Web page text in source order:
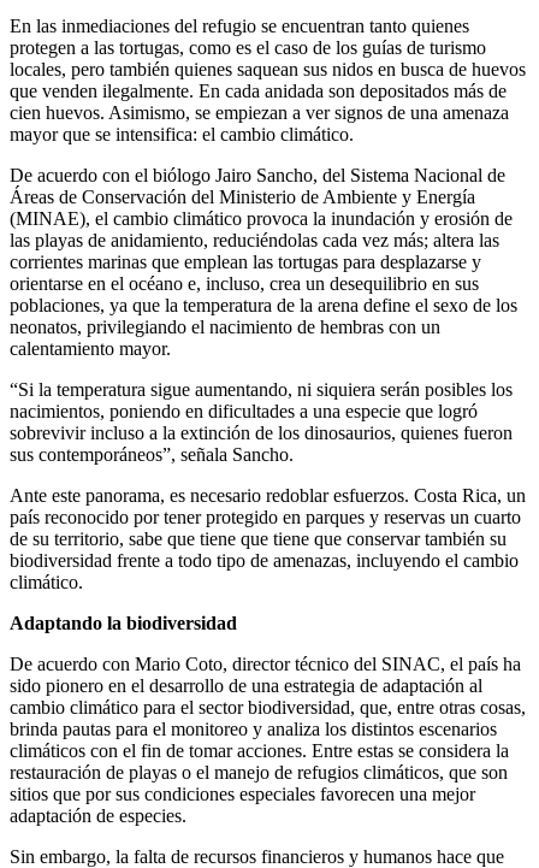
En las inmediaciones del refugio se encuentran tanto quienes
protegen a las tortugas, como es el caso de los guías de turismo
locales, pero también quienes saquean sus nidos en busca de huevos
que venden ilegalmente. En cada anidada son depositados más de
cien huevos. Asimismo, se empiezan a ver signos de una amenaza
mayor que se intensifica: el cambio climático.
De acuerdo con el biólogo Jairo Sancho, del Sistema Nacional de
Áreas de Conservación del Ministerio de Ambiente y Energía
(MINAE), el cambio climático provoca la inundación y erosión de
las playas de anidamiento, reduciéndolas cada vez más; altera las
corrientes marinas que emplean las tortugas para desplazarse y
orientarse en el océano e, incluso, crea un desequilibrio en sus
poblaciones, ya que la temperatura de la arena define el sexo de los
neonatos, privilegiando el nacimiento de hembras con un
calentamiento mayor.
“Si la temperatura sigue aumentando, ni siquiera serán posibles los
nacimientos, poniendo en dificultades a una especie que logró
sobrevivir incluso a la extinción de los dinosaurios, quienes fueron
sus contemporáneos”, señala Sancho.
Ante este panorama, es necesario redoblar esfuerzos. Costa Rica, un
país reconocido por tener protegido en parques y reservas un cuarto
de su territorio, sabe que tiene que tiene que conservar también su
biodiversidad frente a todo tipo de amenazas, incluyendo el cambio
climático.
Adaptando la biodiversidad
De acuerdo con Mario Coto, director técnico del SINAC, el país ha
sido pionero en el desarrollo de una estrategia de adaptación al
cambio climático para el sector biodiversidad, que, entre otras cosas,
brinda pautas para el monitoreo y analiza los distintos escenarios
climáticos con el fin de tomar acciones. Entre estas se considera la
restauración de playas o el manejo de refugios climáticos, que son
sitios que por sus condiciones especiales favorecen una mejor
adaptación de especies.
Sin embargo, la falta de recursos financieros y humanos hace que